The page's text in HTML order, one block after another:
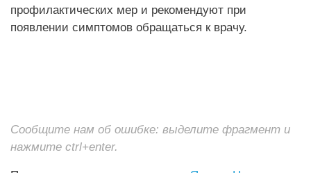
профилактических мер и рекомендуют при
появлении симптомов обращаться к врачу.
Сообщите нам об ошибке: выделите фрагмент и
нажмите ctrl+enter.